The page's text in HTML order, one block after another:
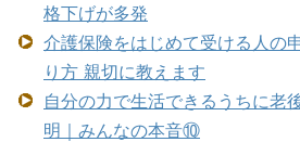
格下げが多発
介護保険をはじめて受ける人
り方 親切に教えます
自分の力で生活できるうちに老
明｜みんなの本音⑩